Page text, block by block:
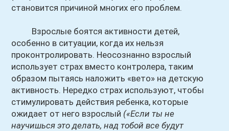
становится причиной многих его проблем.
Взрослые боятся активности детей,
особенно в ситуации, когда их нельзя
проконтролировать. Неосознанно взрослый
использует страх вместо контролера, таким
образом пытаясь наложить «вето» на детскую
активность. Нередко страх используют, чтобы
стимулировать действия ребенка, которые
ожидает от него взрослый («Если ты не
научишься это делать, над тобой все будут